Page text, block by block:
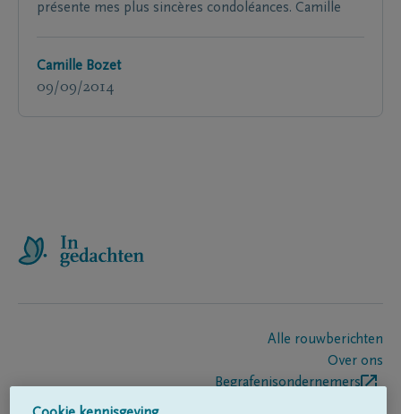
présente mes plus sincères condoléances. Camille
Camille Bozet
09/09/2014
Alle rouwberichten
Over ons
Begrafenisondernemers